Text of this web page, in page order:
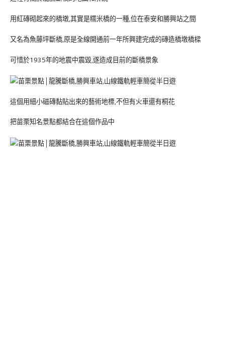
用紅磚砌起來的橋墩,其實是糯米橋的一種,位在泰安和勝興站之間
又名為魚藤坪斷橋,原是全線開通前一年所興建完成的磚造橋墩橋樑
可惜於1935年的地震中震毀,遂造成目前的斷橋景象
這個用細小磁磚黏貼出來的藝術地標,不但有火車還有桐花
把苗栗知名景點都結合在這個作品中